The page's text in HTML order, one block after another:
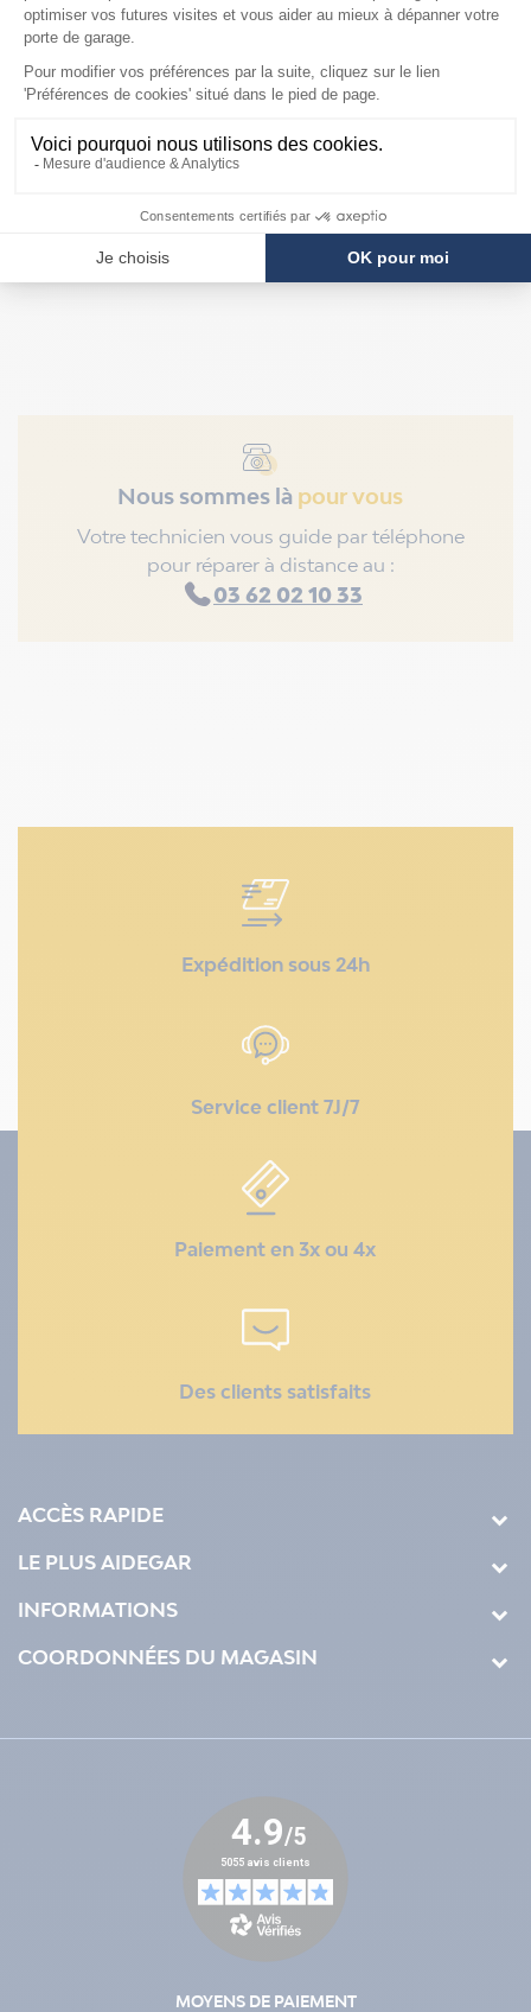
COMPATIBILITÉ
Moteur Normstahl
Nous sommes là pour vous
Votre technicien vous guide par téléphone
pour réparer à distance au :
03 62 02 10 33
Expédition sous 24h
Service client 7J/7
Paiement en 3x ou 4x
Des clients satisfaits
ACCÈS RAPIDE
LE PLUS AIDEGAR
INFORMATIONS
COORDONNÉES DU MAGASIN
MOYENS DE PAIEMENT